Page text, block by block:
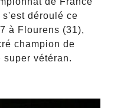
s'est déroulé ce
à Flourens (31),
champion de
super vétéran.